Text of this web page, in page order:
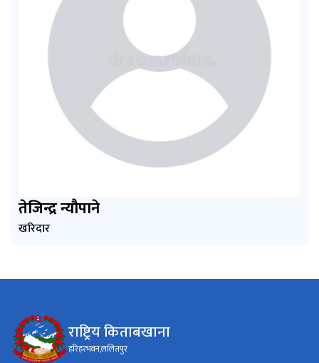
तेजिन्द्र न्यौपाने
खरिदार
राष्ट्रिय किताबखाना
हरिहरभवन,ललितपुर